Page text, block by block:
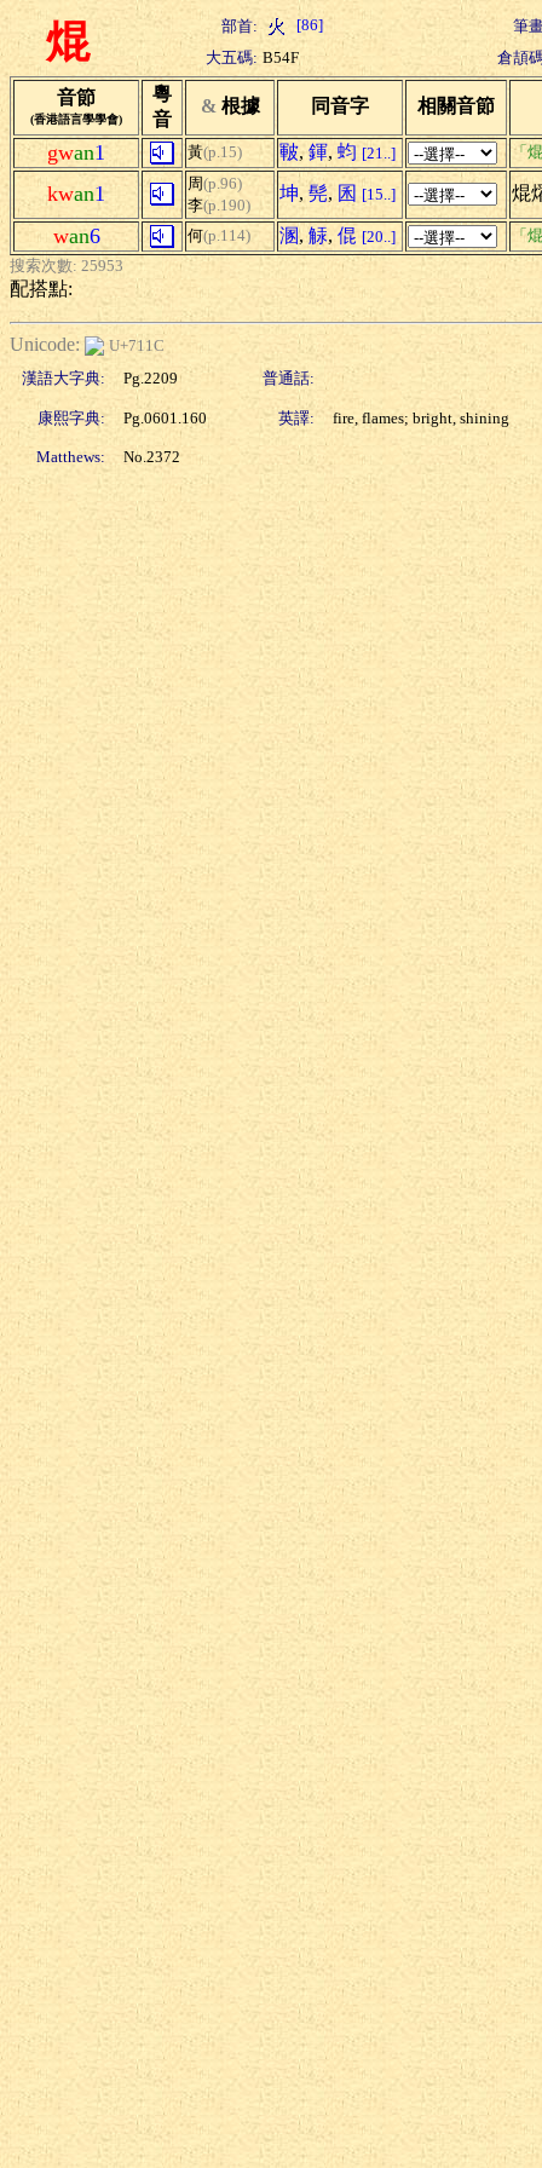
焜 部首: [86]
筆
大五碼: B54F 倉頡
音節
(香港語言學學會)
粵
音
& 根據 同音字 相關音節
gwan1 黃(p.15) 皸, 鍕, 蚐 [21..] 「
kwan1 周(p.96)
李(p.190)
坤, 髡, 囷 [15..] 焜
wan6 何(p.114) 溷, 觨, 倱 [20..]
「
搜索次數: 25953
配搭點:
Unicode:
U+711C
漢語大字典:
Pg.2209 普通話:
康熙字典: Pg.0601.160 英譯: fire, flames; bright, shining
Matthews: No.2372